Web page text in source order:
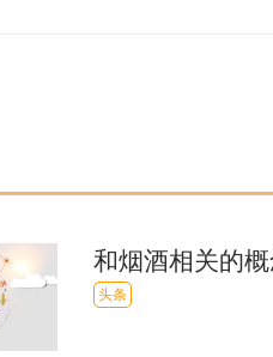
和烟酒相关的
视点
头条